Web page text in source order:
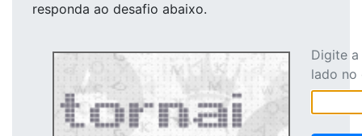
responda ao desafio abaixo.
Digite
lado no